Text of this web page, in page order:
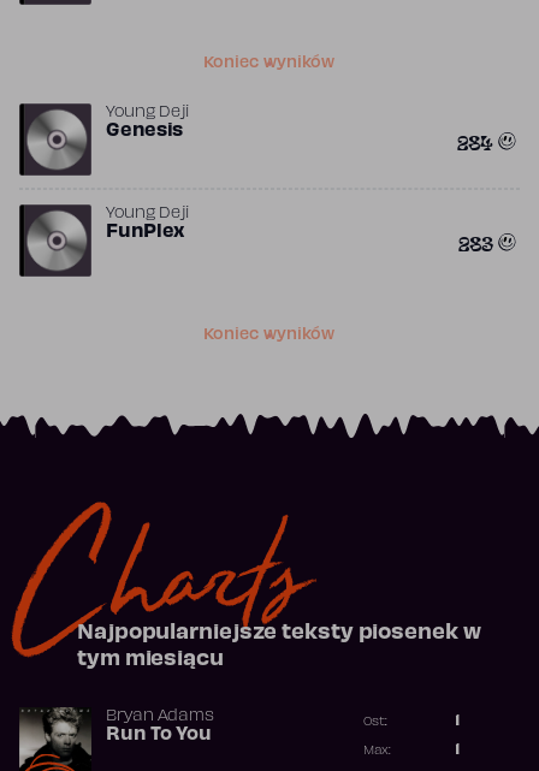
Koniec wyników
Young Deji
Genesis 284
Young Deji
FunPlex 283
Koniec wyników
Charts
Najpopularniejsze teksty piosenek w
tym miesiącu
Bryan Adams
Run To You
Ost.:
Max: